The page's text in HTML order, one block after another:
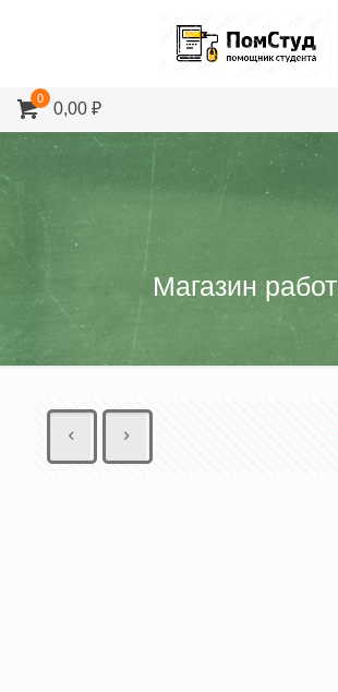
0
0,00 ₽
Магазин работ